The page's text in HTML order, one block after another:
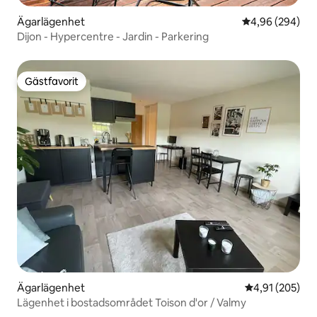
Ägarlägenhet 4,96 av 5 i
4,96 (294)
Dijon - Hypercentre - Jardin - Parkering
Gästfavorit
Gästfavorit
Ägarlägenhet 4,91 av 5 i
4,91 (205)
Lägenhet i bostadsområdet Toison d'or / Valmy